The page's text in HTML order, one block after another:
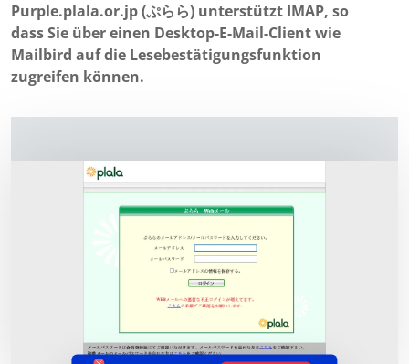
Purple.plala.or.jp (ぷらら) unterstützt IMAP, so
dass Sie über einen Desktop-E-Mail-Client wie
Mailbird auf die Lesebestätigungsfunktion
zugreifen können.